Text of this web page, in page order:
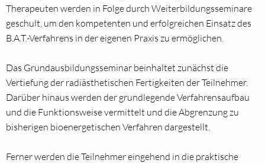
Therapeuten werden in Folge durch Weiterbildungsseminare
geschult, um den kompetenten und erfolgreichen Einsatz des
B.A.T.-Verfahrens in der eigenen Praxis zu ermöglichen.
Das Grundausbildungsseminar beinhaltet zunächst die
Vertiefung der radiästhetischen Fertigkeiten der Teilnehmer.
Darüber hinaus werden der grundlegende Verfahrensaufbau
und die Funktionsweise vermittelt und die Abgrenzung zu
bisherigen bioenergetischen Verfahren dargestellt.
Ferner werden die Teilnehmer eingehend in die praktische